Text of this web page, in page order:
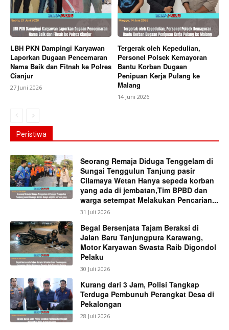
LBH PKN Dampingi Karyawan
Laporkan Dugaan Pencemaran
Nama Baik dan Fitnah ke Polres
Cianjur
27 Juni 2026
Tergerak oleh Kepedulian,
Personel Polsek Kemayoran
Bantu Korban Dugaan
Penipuan Kerja Pulang ke
Malang
14 Juni 2026
Peristiwa
Seorang Remaja Diduga Tenggelam di
Sungai Tenggulun Tanjung pasir
Cilamaya Wetan Hanya sepeda korban
yang ada di jembatan,Tim BPBD dan
warga setempat Melakukan Pencarian...
31 Juli 2026
Begal Bersenjata Tajam Beraksi di
Jalan Baru Tanjungpura Karawang,
Motor Karyawan Swasta Raib Digondol
Pelaku
30 Juli 2026
Kurang dari 3 Jam, Polisi Tangkap
Terduga Pembunuh Perangkat Desa di
Pekalongan
28 Juli 2026